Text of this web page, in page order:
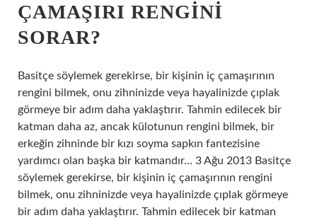
ÇAMAŞIRI RENGINI
SORAR?
Basitçe söylemek gerekirse, bir kişinin iç çamaşırının
rengini bilmek, onu zihninizde veya hayalinizde çıplak
görmeye bir adım daha yaklaştırır. Tahmin edilecek bir
katman daha az, ancak külotunun rengini bilmek, bir
erkeğin zihninde bir kızı soyma sapkın fantezisine
yardımcı olan başka bir katmandır… 3 Ağu 2013 Basitçe
söylemek gerekirse, bir kişinin iç çamaşırının rengini
bilmek, onu zihninizde veya hayalinizde çıplak görmeye
bir adım daha yaklaştırır. Tahmin edilecek bir katman